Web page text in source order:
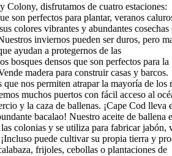
Colony, disfrutamos de cuatro estaciones:
son perfectos para plantar, veranos
colores vibrantes y abundantes cosechas
inviernos pueden ser duros, pero
ayudan a protegernos de las
bosques densos que son perfectos para la
madera para construir casas y barcos.
que nos permiten atrapar la mayoría de los
muchos puertos con fácil acceso al
y la caza de ballenas. ¡Cape Cod lleva
bacalao! Nuestro aceite de ballena
colonias y se utiliza para fabricar jabón,
puede cultivar su propia tierra y
frijoles, cebollas o plantaciones de